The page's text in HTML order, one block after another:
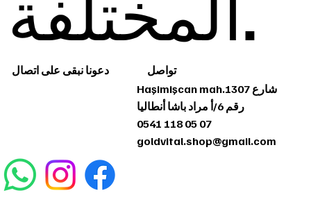
دعونا نبقى على اتصال
تواصل
Haşimişcan mah.1307 شارع
رقم 6/أ مراد باشا أنطاليا
0541 118 05 07
goldvital.shop@gmail.com